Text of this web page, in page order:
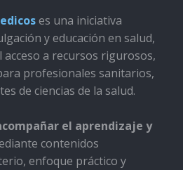
es una iniciativa
y educación en salud,
a recursos rigurosos,
profesionales sanitarios,
de ciencias de la salud.
el aprendizaje y
contenidos
enfoque práctico y